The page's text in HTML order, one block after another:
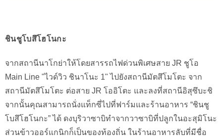
ชินชูโบสึโฮโนกะ
จากสถานีนาโกย่าให้โดยสารรถไฟด่วนพิเศษสาย JR ชูโอ
Main Line "ไวด์วิว ชินาโนะ 1" ไปยังสถานีมัตสึโมโตะ จาก
สถานีมัตสึโมโตะ ต่อสาย JR โออิโตะ และลงที่สถานีอิสุซึบะชิ
จากนั้นคุณสามารถนั่งแท็กซี่ไปที่ฟาร์มและร้านอาหาร “ชินชู
โบสึโฮโนกะ” ได้ ดงบุริวาซาบิทำจากวาซาบิที่ปลูกในอะสุมิโนะ
ส่วนข้าวออร์แกนิกก็เป็นของท้องถิ่น ในร้านอาหารลับที่มีชื่อ